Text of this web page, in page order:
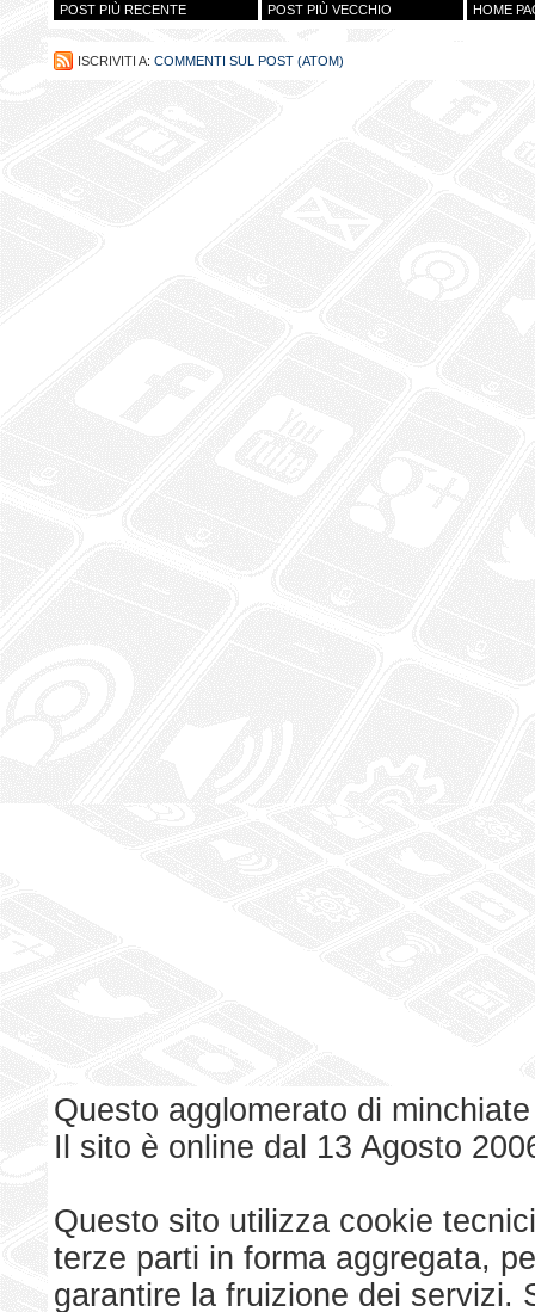
POST PIÙ RECENTE POST PIÙ VECCHIO HOME
ISCRIVITI A: COMMENTI SUL POST (ATOM)
Questo agglomerato di
Il sito è online dal 13 Agosto
Questo sito utilizza cookie
terze parti in forma aggregata,
garantire la fruizione dei servizi.